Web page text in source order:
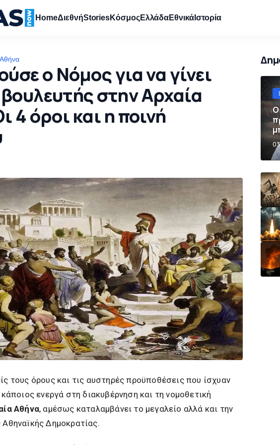
HomeΔιεθνήStoriesΚόσμοςΕλλάδαΕθνικάΙστορία
ο Νόμος για να γίνει
στην Αρχαία
4 όροι και η ποινή
τους όρους και τις αυστηρές προϋποθέσεις που ίσχυαν
ενεργά στη διακυβέρνηση και τη νομοθετική
Αθήνα, αμέσως καταλαμβάνει το μεγαλείο αλλά και την
Δημοκρατίας.
Ο